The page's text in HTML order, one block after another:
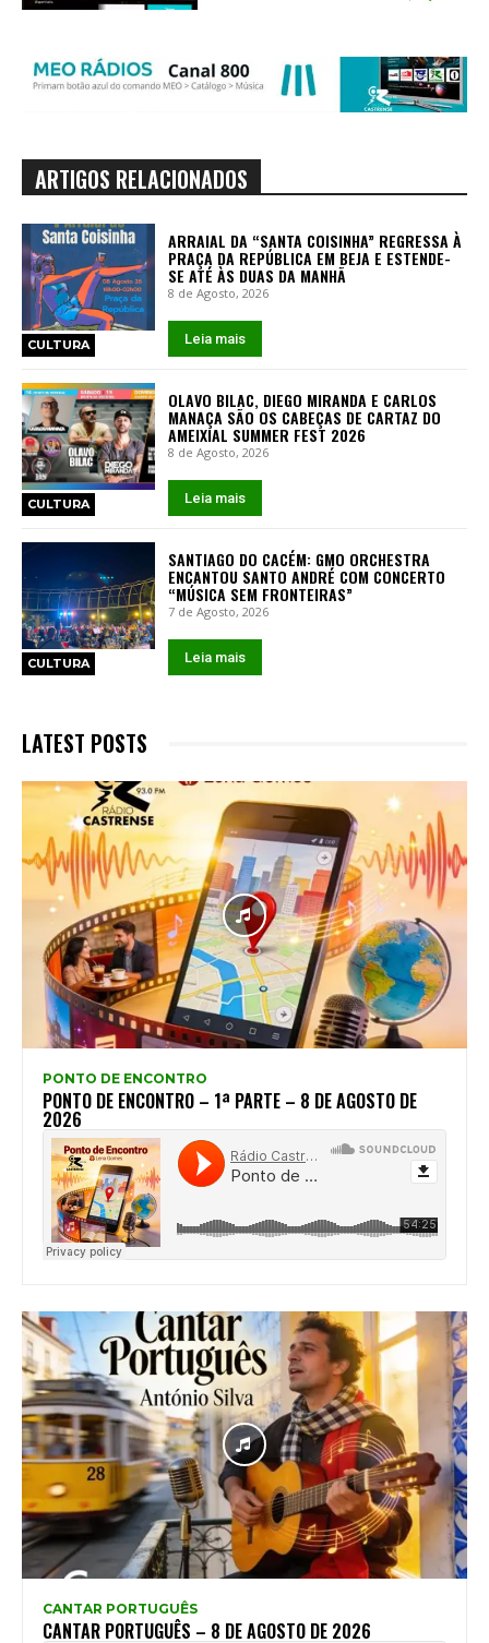
ARTIGOS RELACIONADOS
CULTURA
ARRAIAL DA “SANTA COISINHA” REGRESSA À
PRAÇA DA REPÚBLICA EM BEJA E ESTENDE-
SE ATÉ ÀS DUAS DA MANHÃ
8 de Agosto, 2026
Leia mais
CULTURA
OLAVO BILAC, DIEGO MIRANDA E CARLOS
MANAÇA SÃO OS CABEÇAS DE CARTAZ DO
AMEIXIAL SUMMER FEST 2026
8 de Agosto, 2026
Leia mais
CULTURA
SANTIAGO DO CACÉM: GMO ORCHESTRA
ENCANTOU SANTO ANDRÉ COM CONCERTO
“MÚSICA SEM FRONTEIRAS”
7 de Agosto, 2026
Leia mais
LATEST POSTS
PONTO DE ENCONTRO
PONTO DE ENCONTRO – 1ª PARTE – 8 DE AGOSTO DE
2026
CANTAR PORTUGUÊS
CANTAR PORTUGUÊS – 8 DE AGOSTO DE 2026